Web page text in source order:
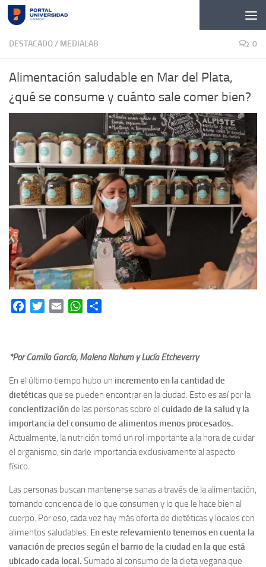
Skip to content
DESTACADO/ MEDIALAB 0
Alimentación saludable en Mar del Plata,
¿qué se consume y cuánto sale comer bien?
FacebookTwitterEmail WhatsApp
*Por Camila García, Malena Nahum y Lucía Etcheverry
En el último tiempo hubo un incremento en la cantidad de
dietéticasque se pueden encontrar en la ciudad. Esto es así por la
concientizaciónde las personas sobre el cuidado de la salud y la
importancia del consumo de alimentos menos procesados.
Actualmente, la nutrición tomó un rol importante a la hora de cuidar
el organismo, sin darle importancia exclusivamente al aspecto
físico.
Las personas buscan mantenerse sanas a través de la alimentación,
tomando conciencia de lo que consumen y lo que le hace bien al
cuerpo. Por eso, cada vez hay más oferta de dietéticas y locales con
alimentos saludables. En este relevamiento tenemos en cuenta la
variación de precios según el barrio de la ciudad en la que está
ubicado cada local. Sumado al consumo de la dieta vegana que